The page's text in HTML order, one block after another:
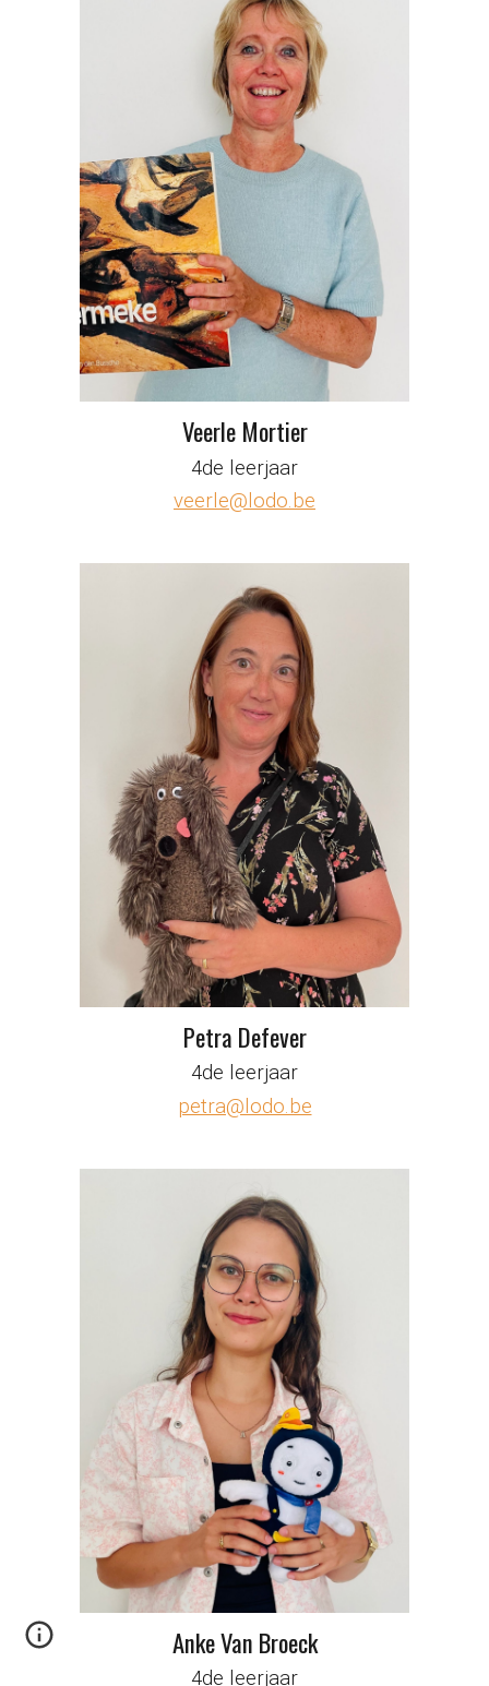
Veerle Mortier
4de leerjaar
veerle@lodo.be
Petra Defever
4de leerjaar
petra@lodo.be
Anke Van Broeck
4de leerjaar